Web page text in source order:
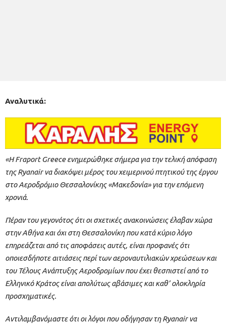
Αναλυτικά:
«Η Fraport Greece ενημερώθηκε σήμερα για την τελική απόφαση
της Ryanair να διακόψει μέρος του χειμερινού πτητικού της έργου
στο Αεροδρόμιο Θεσσαλονίκης «Μακεδονία» για την επόμενη
χρονιά.
Πέραν του γεγονότος ότι οι σχετικές ανακοινώσεις έλαβαν χώρα
στην Αθήνα και όχι στη Θεσσαλονίκη που κατά κύριο λόγο
επηρεάζεται από τις αποφάσεις αυτές, είναι προφανές ότι
οποιεσδήποτε αιτιάσεις περί των αεροναυτιλιακών χρεώσεων και
του Τέλους Ανάπτυξης Αεροδρομίων που έχει θεσπιστεί από το
Ελληνικό Κράτος είναι απολύτως αβάσιμες και καθ’ ολοκληρία
προσχηματικές.
Αντιλαμβανόμαστε ότι οι λόγοι που οδήγησαν τη Ryanair να